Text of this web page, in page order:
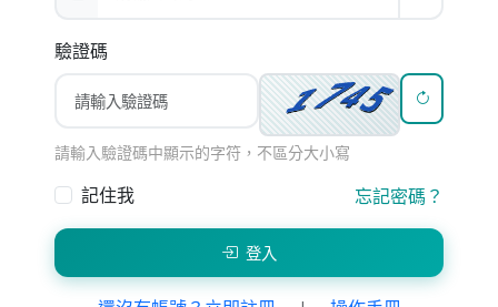
驗證碼
請輸入驗證碼中顯示的字符，不區分大小寫
記住我 忘記密碼？
登入